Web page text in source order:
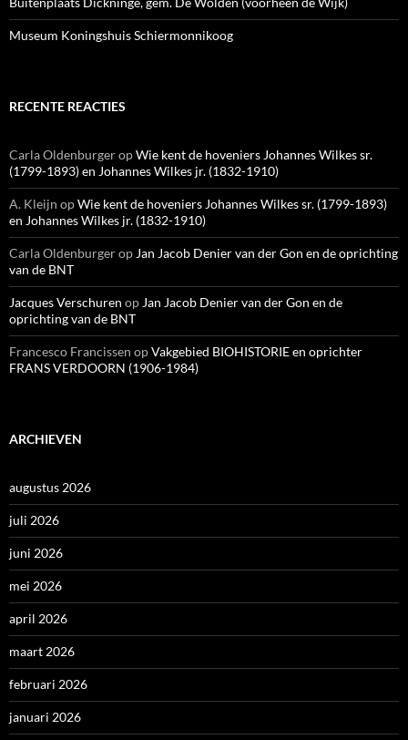
Museum Koningshuis Schiermonnikoog
RECENTE REACTIES
Carla OldenburgeropWie kent de hoveniers Johannes Wilkes sr.
(1799-1893) en Johannes Wilkes jr. (1832-1910)
A. Kleijn opWie kent de hoveniers Johannes Wilkes sr. (1799-1893)
en Johannes Wilkes jr. (1832-1910)
Carla Oldenburgerop Jan Jacob Denier van der Gon en de oprichting
van de BNT
Jacques Verschuren op Jan Jacob Denier van der Gon en de
oprichting van de BNT
Francesco Francissen opVakgebied BIOHISTORIE en oprichter
FRANS VERDOORN (1906-1984)
ARCHIEVEN
augustus 2026
juli 2026
juni 2026
mei 2026
april 2026
maart 2026
februari 2026
januari 2026